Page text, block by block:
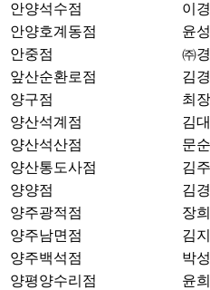
안양석수점
이
안양호계동점
윤
안중점
㈜
앞산순환로점
김
양구점
최
양산석계점
김
양산석산점
문순
양산통도사점
김
양양점
김
양주광적점
장
양주남면점
김
양주백석점
박
양평양수리점
윤